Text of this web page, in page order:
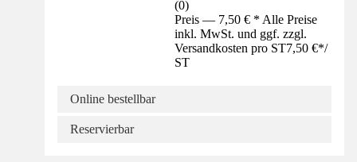
(0)
Preis — 7,50 € * Alle Preise
inkl. MwSt. und ggf. zzgl.
Versandkosten pro ST7,50 €*/
ST
Online bestellbar
Reservierbar